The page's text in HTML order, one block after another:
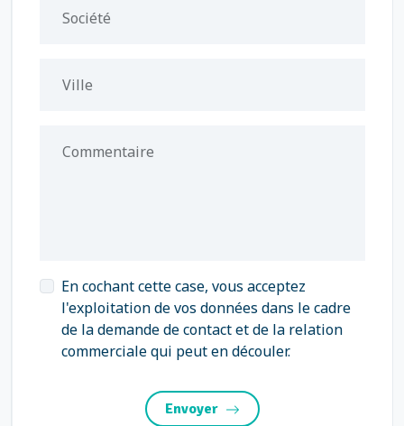
Société
Ville
Commentaire
En cochant cette case, vous acceptez
l'exploitation de vos données dans le cadre
de la demande de contact et de la relation
commerciale qui peut en découler.
Envoyer